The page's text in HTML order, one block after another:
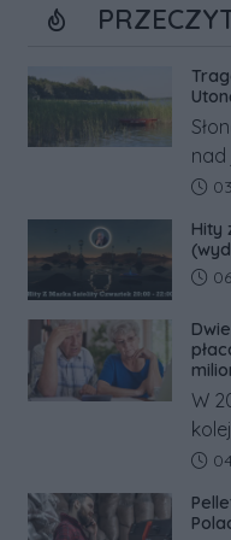
nad
Data
Hity
Data
W
tym
Data